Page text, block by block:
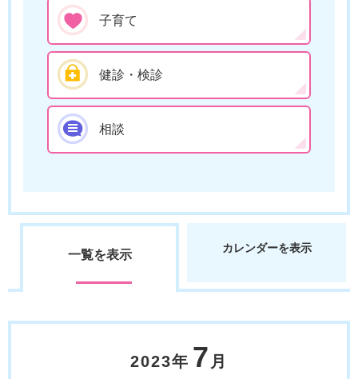
子育て
健診・検診
相談
一覧を表示 カレンダーを表示
2023年 7 月